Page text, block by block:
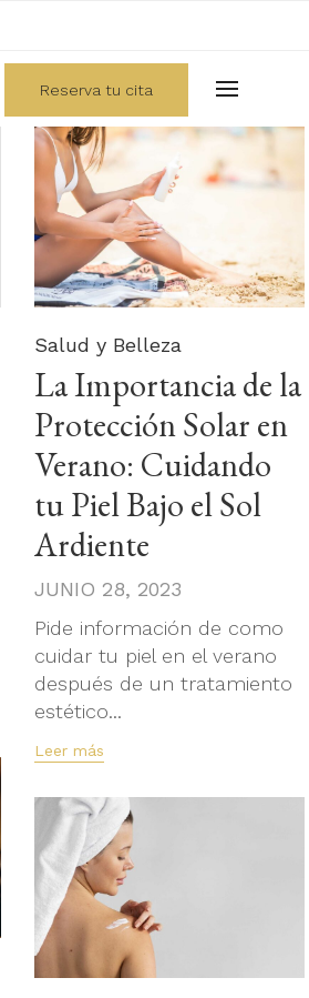
Reserva tu cita
Category
Salud y Belleza
La Importancia de la
Protección Solar en
Verano: Cuidando
tu Piel Bajo el Sol
Ardiente
JUNIO 28, 2023
Pide información de como
cuidar tu piel en el verano
después de un tratamiento
estético...
Leer más